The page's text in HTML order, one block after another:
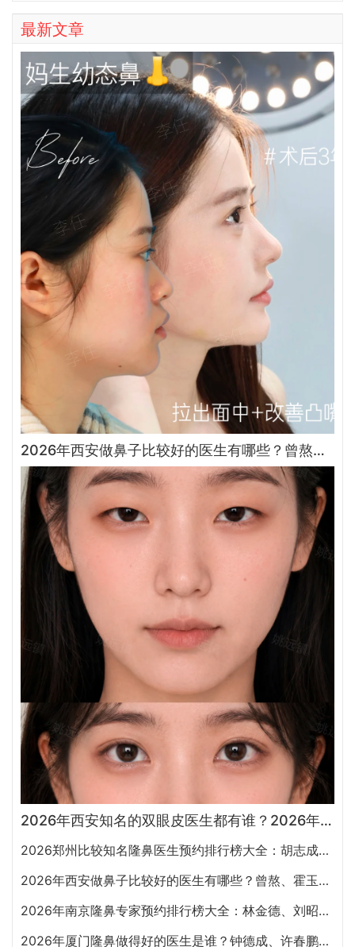
最新文章
2026年西安做鼻子比较好的医生有哪些？曾熬、霍玉旺、房志强、蒋立、刘宝军哪个更好？
2026年西安知名的双眼皮医生都有谁？2026年西安双眼皮专家预约排行榜大全
2026郑州比较知名隆鼻医生预约排行榜大全：胡志成、周蔚、张海洋、王启立、张鹏、李冰谁做鼻子更好？
2026年西安做鼻子比较好的医生有哪些？曾熬、霍玉旺、房志强、蒋立、刘宝军哪个更好？
2026年南京隆鼻专家预约排行榜大全：林金德、刘昭政、刘涛、黄金龙、曹海峰谁隆鼻技术好？
2026年厦门隆鼻做得好的医生是谁？钟德成、许春鹏、韩飞、周璟、边大伟哪个好？